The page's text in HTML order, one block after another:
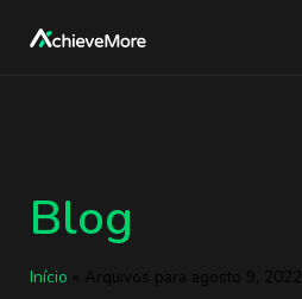
Blog
Início » Arquivos para agosto 9, 2022